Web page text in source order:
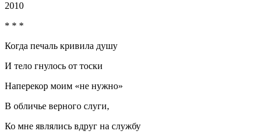
2010
* * *
Когда печаль кривила душу
И тело гнулось от тоски
Наперекор моим «не нужно»
В обличье верного слуги,
Ко мне являлись вдруг на службу